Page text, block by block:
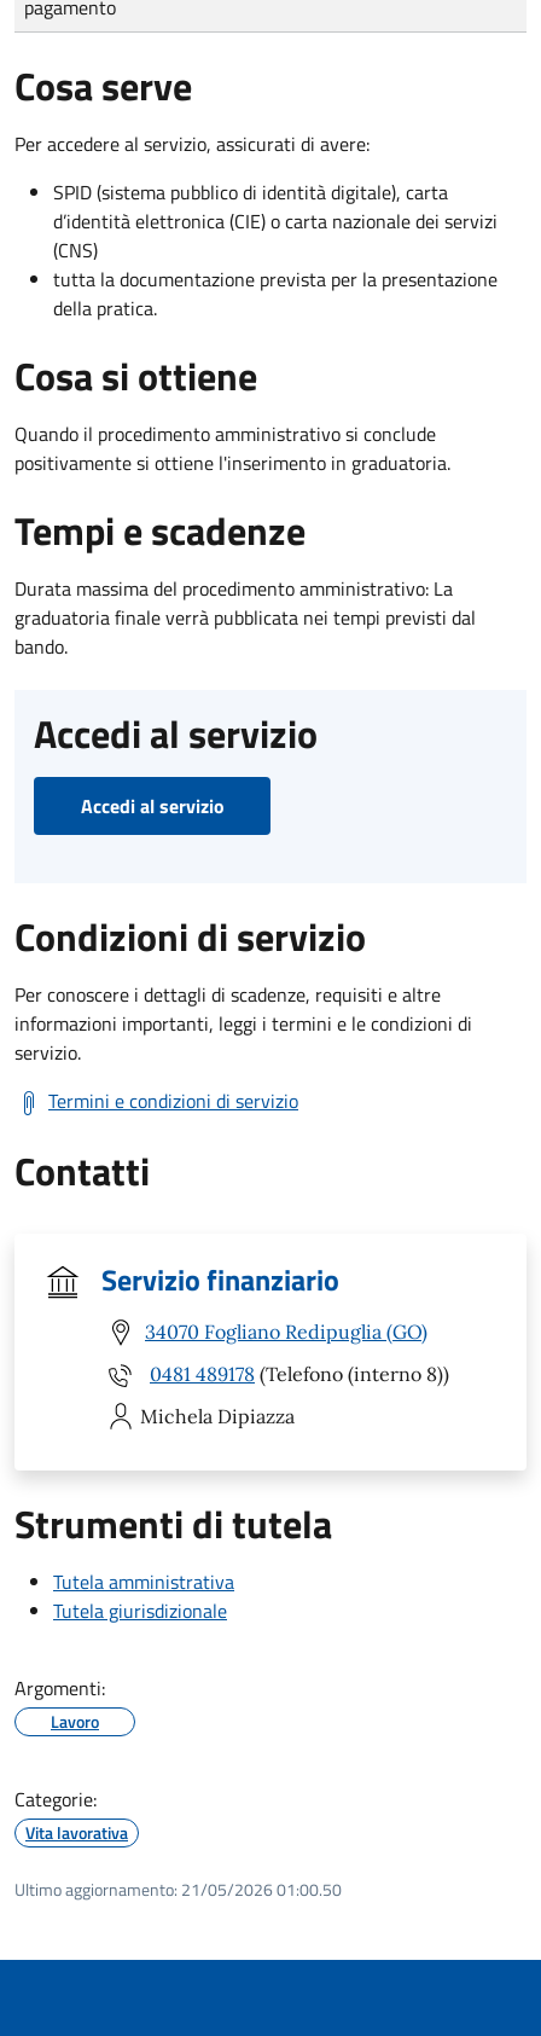
pagamento
Cosa serve
Per accedere al servizio, assicurati di avere:
SPID (sistema pubblico di identità digitale), carta
d’identità elettronica (CIE) o carta nazionale dei servizi
(CNS)
tutta la documentazione prevista per la presentazione
della pratica.
Cosa si ottiene
Quando il procedimento amministrativo si conclude
positivamente si ottiene l'inserimento in graduatoria.
Tempi e scadenze
Durata massima del procedimento amministrativo: La
graduatoria finale verrà pubblicata nei tempi previsti dal
bando.
Accedi al servizio
Accedi al servizio
Condizioni di servizio
Per conoscere i dettagli di scadenze, requisiti e altre
informazioni importanti, leggi i termini e le condizioni di
servizio.
Termini e condizioni di servizio
Contatti
Servizio finanziario
34070 Fogliano Redipuglia (GO)
0481 489178 (Telefono (interno 8))
Michela Dipiazza
Strumenti di tutela
Tutela amministrativa
Tutela giurisdizionale
Argomenti:
Lavoro
Categorie:
Vita lavorativa
Ultimo aggiornamento: 21/05/2026 01:00.50